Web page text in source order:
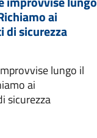
ai
sicurezza
lungo il
ai
sicurezza